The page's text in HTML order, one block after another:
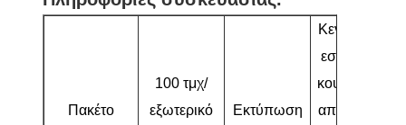
Πακέτο
100 τμχ/
εξωτερικό
Εκτύπωση
Κενό για το
εσωτερικό
κουτί, σήμα
αποστολής